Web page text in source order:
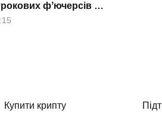
фʼючерсів на
Купити крипту